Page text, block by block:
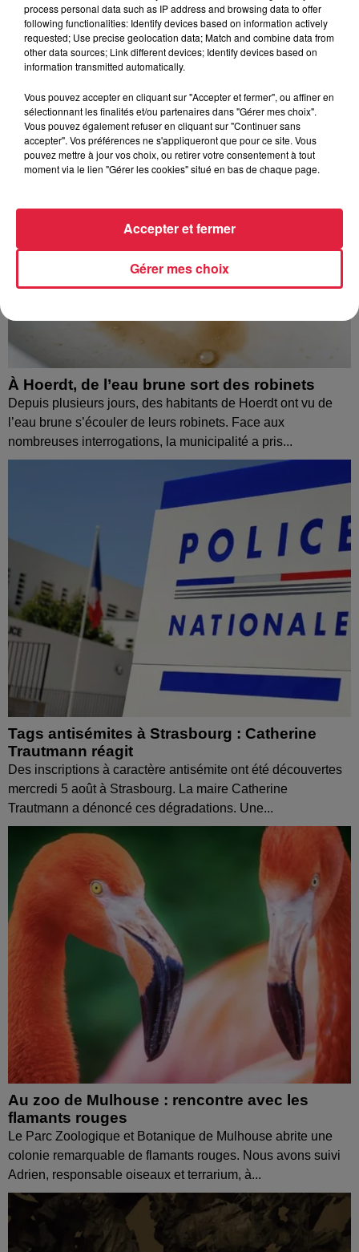
À découvrir également
À Hoerdt, de l’eau brune sort des robinets
Depuis plusieurs jours, des habitants de Hoerdt ont vu de
l’eau brune s’écouler de leurs robinets. Face aux
nombreuses interrogations, la municipalité a pris...
Tags antisémites à Strasbourg : Catherine
Trautmann réagit
Des inscriptions à caractère antisémite ont été découvertes
mercredi 5 août à Strasbourg. La maire Catherine
Trautmann a dénoncé ces dégradations. Une...
Au zoo de Mulhouse : rencontre avec les
flamants rouges
Le Parc Zoologique et Botanique de Mulhouse abrite une
colonie remarquable de flamants rouges. Nous avons suivi
Adrien, responsable oiseaux et terrarium, à...
process personal data such as IP address and browsing data to offer
following functionalities: Identify devices based on information actively
requested; Use precise geolocation data; Match and combine data from
other data sources; Link different devices; Identify devices based on
information transmitted automatically.
Vous pouvez accepter en cliquant sur "Accepter et fermer", ou affiner en
sélectionnant les finalités et/ou partenaires dans "Gérer mes choix".
Vous pouvez également refuser en cliquant sur "Continuer sans
accepter". Vos préférences ne s'appliqueront que pour ce site. Vous
pouvez mettre à jour vos choix, ou retirer votre consentement à tout
moment via le lien "Gérer les cookies" situé en bas de chaque page.
Gérer mes choix
Accepter et fermer